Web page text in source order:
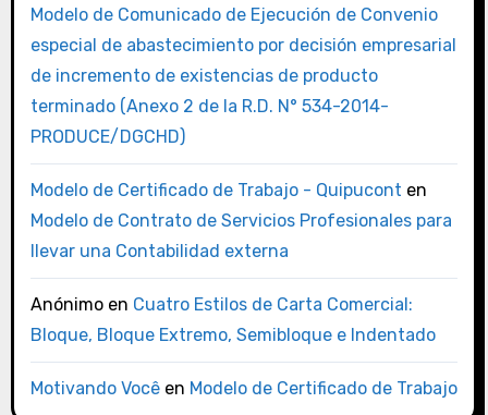
Modelo de Comunicado de Ejecución de Convenio
especial de abastecimiento por decisión empresarial
de incremento de existencias de producto
terminado (Anexo 2 de la R.D. N° 534-2014-
PRODUCE/DGCHD)
Modelo de Certificado de Trabajo - Quipucont en
Modelo de Contrato de Servicios Profesionales para
llevar una Contabilidad externa
Anónimoen Cuatro Estilos de Carta Comercial:
Bloque, Bloque Extremo, Semibloque e Indentado
Motivando Vocêen Modelo de Certificado de Trabajo